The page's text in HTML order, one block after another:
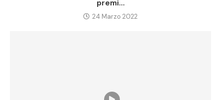
premi...
24 Marzo 2022